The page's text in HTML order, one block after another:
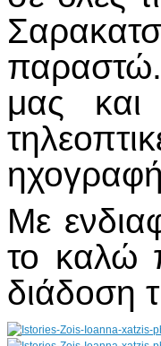
παραστώ.
μας
Με
το καλώ
διάδοση